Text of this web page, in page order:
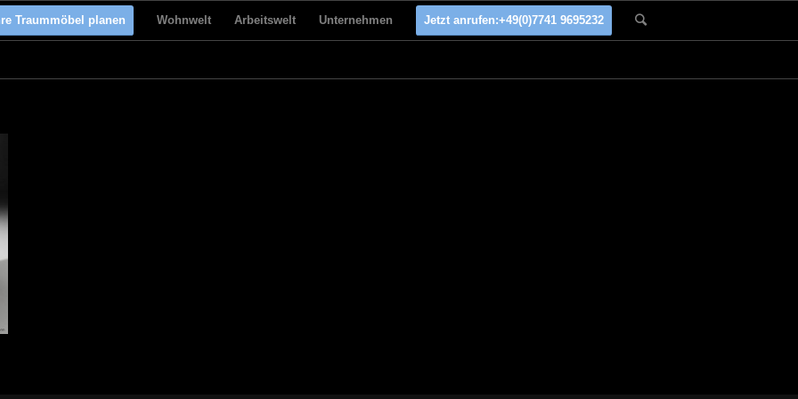
Traummöbel planen Wohnwelt Arbeitswelt Unternehmen Jetzt anrufen:+49(0)7741 9695232